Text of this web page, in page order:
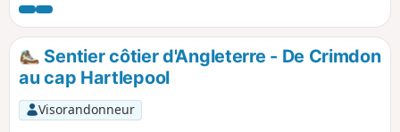
avec d'autres sections du sentier côtier anglais, continue
vers l'ouest à (5).
Sentier côtier d'Angleterre - De Crimdon
au cap Hartlepool
Visorandonneur